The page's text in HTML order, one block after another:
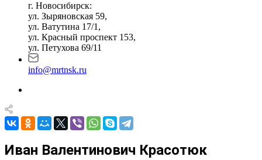
г. Новосибирск:
ул. Зыряновская 59,
ул. Ватутина 17/1,
ул. Красный проспект 153,
ул. Петухова 69/11
info@mrtnsk.ru
Иван Валентинович Красотюк